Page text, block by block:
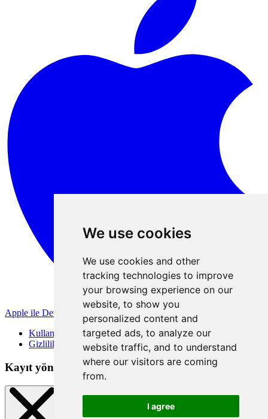
We use cookies
We use cookies and other
tracking technologies to improve
your browsing experience on our
website, to show you
personalized content and
targeted ads, to analyze our
website traffic, and to understand
where our visitors are coming
from.
I agree
Apple ile Devam Et
Kullanım Koşulları
Gizlilik Politikası
Kayıt yöntemleri